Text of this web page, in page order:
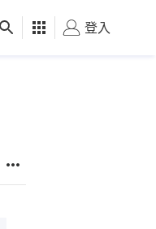
健康 好食玩飛
登入